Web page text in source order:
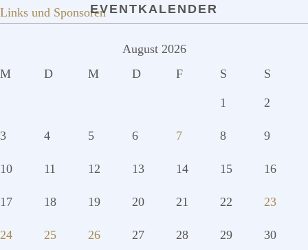
Links und SponsorenEVENTKALENDER
August 2026
M
D M D F S S
1 2
3 4 5 6 7 8 9
10 11 12 13 14 15 16
17 18 19 20 21 22 23
24 25 26 27 28 29 30